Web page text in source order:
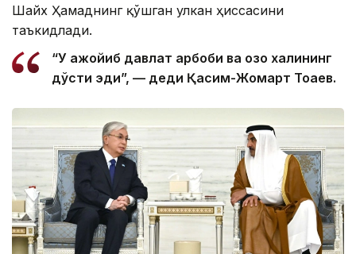
Шайх Ҳамаднинг қўшган улкан ҳиссасини
таъкидлади.
“У ажойиб давлат арбоби ва қозоқ халқининг
дўсти эди”, — деди Қасим-Жомарт Тоқаев.